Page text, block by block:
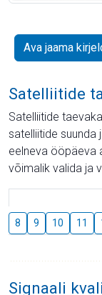
Ava jaama
Satelliitide
Satelliitide
satelliitide suunda
eelneva ööpäeva
võimalik valida ja
8 9 10 11
Signaali